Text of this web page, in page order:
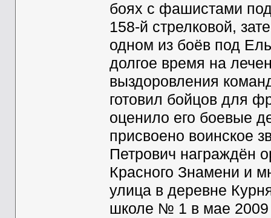
боях с фашистами
158-й стрелковой,
одном из боёв под
долгое время на
выздоровления
готовил бойцов для
оценило его боевые
присвоено воинское
Петрович награждён
Красного Знамени и
улица в деревне
школе № 1 в мае 2009